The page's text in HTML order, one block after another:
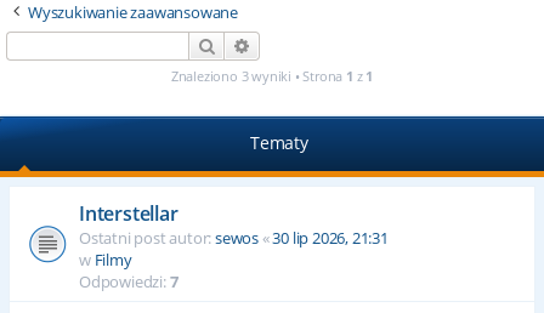
Wyszukiwanie zaawansowane
Szukaj
Znaleziono 3 wyniki • Strona 1 z 1
Tematy
Interstellar
Ostatni post autor:sewos«30 lip 2026, 21:31
w Filmy
Odpowiedzi:7